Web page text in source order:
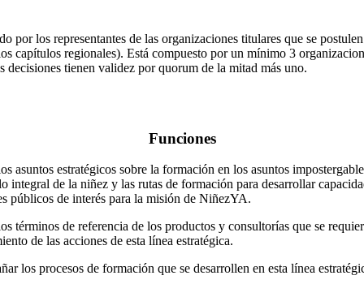
por los representantes de las organizaciones titulares que se
capítulos regionales). Está compuesto por un mínimo 3
decisiones tienen validez por quorum de la mitad más uno.
Funciones
asuntos estratégicos sobre la formación en los asuntos
integral de la niñez y las rutas de formación para desarrollar
públicos de interés para la misión de NiñezYA.
términos de referencia de los productos y consultorías que se
de las acciones de esta línea estratégica.
los procesos de formación que se desarrollen en esta línea